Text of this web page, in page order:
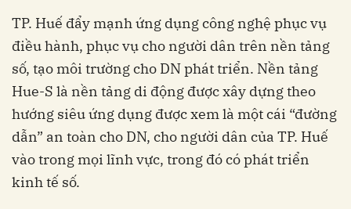
TP. Huế đẩy mạnh ứng dụng công nghệ phục vụ
điều hành, phục vụ cho người dân trên nền tảng
số, tạo môi trường cho DN phát triển. Nền tảng
Hue-S là nền tảng di động được xây dựng theo
hướng siêu ứng dụng được xem là một cái “đường
dẫn” an toàn cho DN, cho người dân của TP. Huế
vào trong mọi lĩnh vực, trong đó có phát triển
kinh tế số.